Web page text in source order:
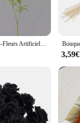
AndrinjFlowers-Fleurs Artificielles Réalistes, 34cm, Fausses Fleurs Blanches, Décorations de Table pour Chambre, Mariage, Maison, Bouquet de ix, 1 Pièce, DIY
3,59€